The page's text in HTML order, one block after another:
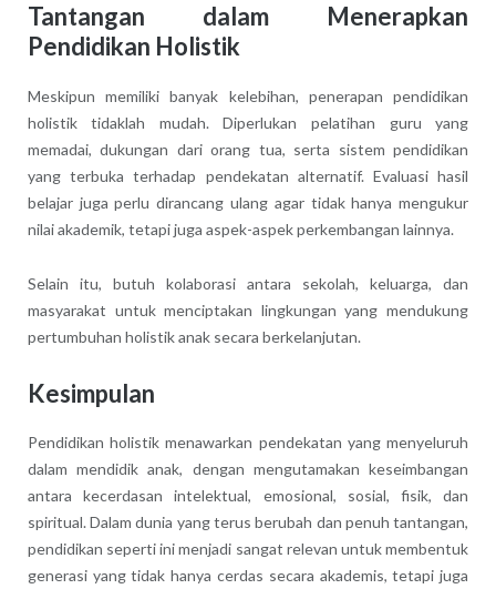
Tantangan dalam Menerapkan
Pendidikan Holistik
Meskipun memiliki banyak kelebihan, penerapan pendidikan
holistik tidaklah mudah. Diperlukan pelatihan guru yang
memadai, dukungan dari orang tua, serta sistem pendidikan
yang terbuka terhadap pendekatan alternatif. Evaluasi hasil
belajar juga perlu dirancang ulang agar tidak hanya mengukur
nilai akademik, tetapi juga aspek-aspek perkembangan lainnya.
Selain itu, butuh kolaborasi antara sekolah, keluarga, dan
masyarakat untuk menciptakan lingkungan yang mendukung
pertumbuhan holistik anak secara berkelanjutan.
Kesimpulan
Pendidikan holistik menawarkan pendekatan yang menyeluruh
dalam mendidik anak, dengan mengutamakan keseimbangan
antara kecerdasan intelektual, emosional, sosial, fisik, dan
spiritual. Dalam dunia yang terus berubah dan penuh tantangan,
pendidikan seperti ini menjadi sangat relevan untuk membentuk
generasi yang tidak hanya cerdas secara akademis, tetapi juga